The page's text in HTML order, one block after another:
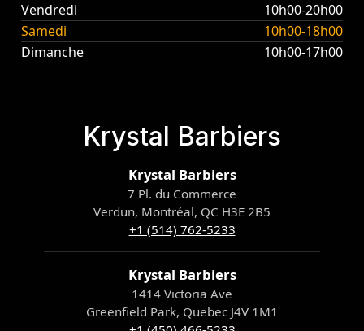
Vendredi
10h00-20h00
Samedi
10h00-18h00
Dimanche
10h00-17h00
Krystal Barbiers
Krystal Barbiers
7 Pl. du Commerce
Verdun, Montréal, QC H3E 2B5
+1 (514) 762-5233
Krystal Barbiers
1414 Victoria Ave
Greenfield Park, Quebec J4V 1M1